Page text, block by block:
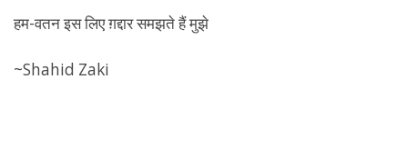
हम-वतन इस लिए ग़द्दार समझते हैं मुझे
~Shahid Zaki